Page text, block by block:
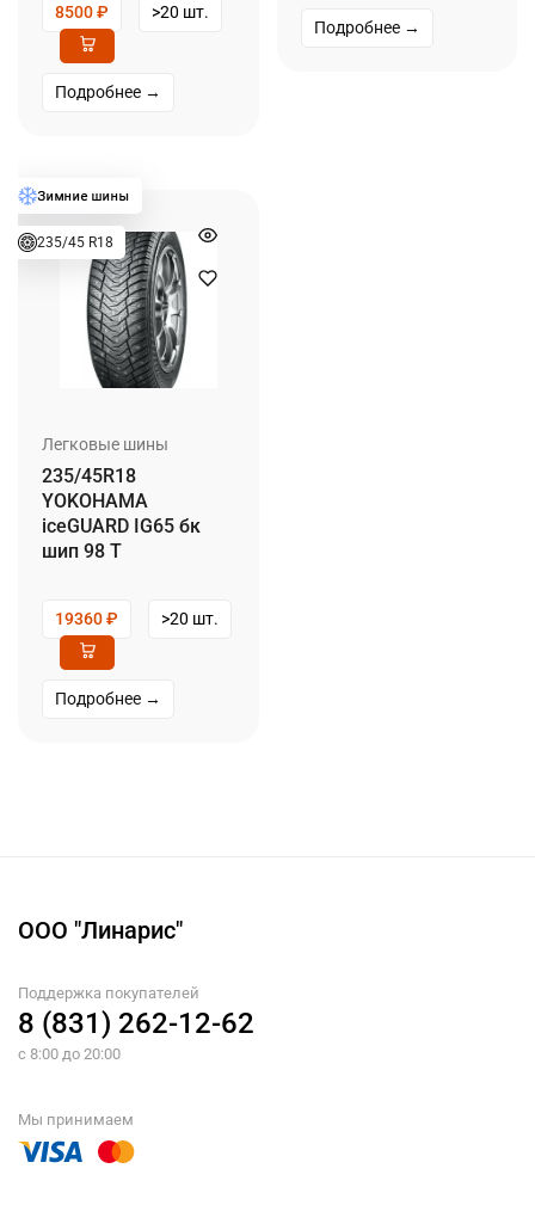
8500₽ >20 шт.
Подробнее →
Подробнее →
235/45 R18
Легковые шины
235/45R18
YOKOHAMA
iceGUARD IG65 бк
шип 98 T
19360₽ >20 шт.
Подробнее →
ООО "Линарис"
Поддержка покупателей
8 (831) 262-12-62
с 8:00 до 20:00
Мы принимаем